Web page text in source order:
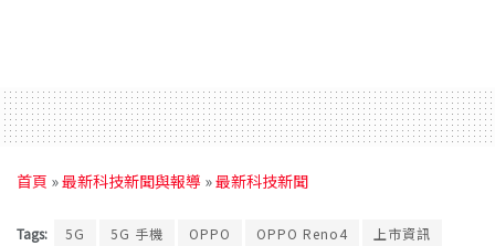
首頁 »最新科技新聞與報導 »最新科技新聞
Tags: 5G 5G 手機 OPPO OPPO Reno4 上市資訊